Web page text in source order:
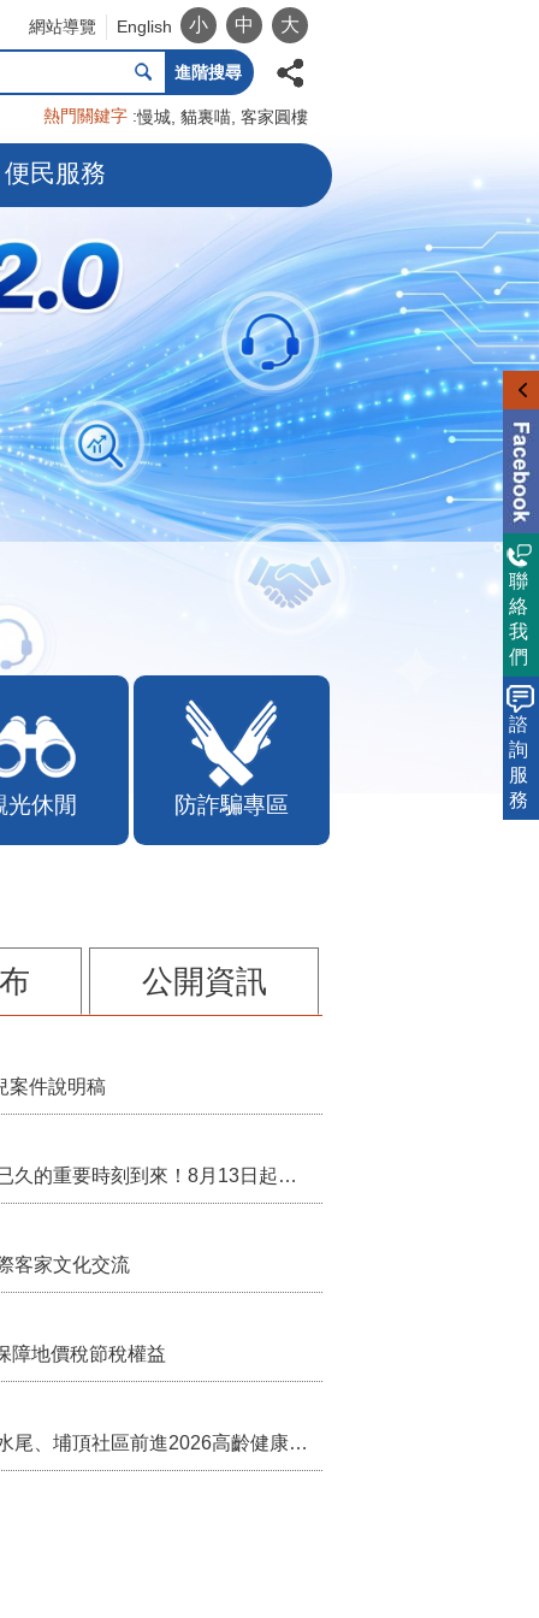
網站導覽 English 小 中 大
進階搜尋
熱門關鍵字 慢城 貓裏喵 客家圓樓
便民服務
光休閒 防詐騙專區
公開資訊
案件說明稿
行政院核定西拉雅族為平埔原住民族群 盼望已久的重要時刻到來！8月13日起受理民族成員名冊登記
客家文化交流
障地價稅節稅權益
苗栗農村綠色照顧成果登上全國舞台！ 後龍水尾、埔頂社區前進2026高齡健康產業博覽會
聯
絡
我
們
諮
詢
服
務